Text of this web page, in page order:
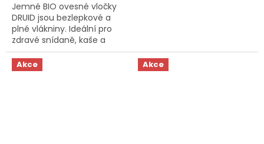
Jemné BIO ovesné vločky
DRUID jsou bezlepkové a
plné vlákniny. Ideální pro
zdravé snídaně, kaše a
pečení. Vyzkoušejte je
dnes!
Akce Akce